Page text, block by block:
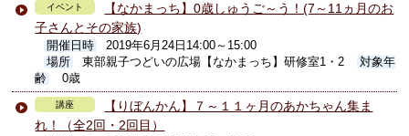
イベント
【なかまっち】0歳しゅうご～う！(7～11ヵ月のお
子さんとその家族)
開催日時
2019年6月24日14:00～15:00
場所
東部親子つどいの広場【なかまっち】研修室1・2
対象年
齢
0歳
講座
【りぼんかん】７～１１ヶ月のあかちゃん集ま
れ！（全2回・2回目）